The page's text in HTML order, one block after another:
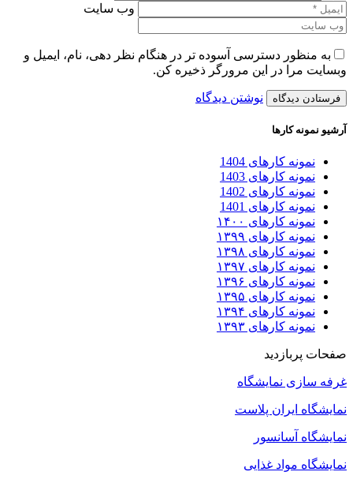
وب سایت
به منظور دسترسی آسوده تر در هنگام نظر دهی، نام، ایمیل و
وبسایت مرا در این مرورگر ذخیره کن.
نوشتن دیدگاه
آرشیو نمونه کارها
نمونه کارهای 1404
نمونه کارهای 1403
نمونه کارهای 1402
نمونه کارهای 1401
نمونه کارهای ۱۴۰۰
نمونه کارهای ۱۳۹۹
نمونه کارهای ۱۳۹۸
نمونه کارهای ۱۳۹۷
نمونه کارهای ۱۳۹۶
نمونه کارهای ۱۳۹۵
نمونه کارهای ۱۳۹۴
نمونه کارهای ۱۳۹۳
صفحات پربازدید
غرفه سازی نمایشگاه
نمایشگاه ایران پلاست
نمایشگاه آسانسور
نمایشگاه مواد غذایی